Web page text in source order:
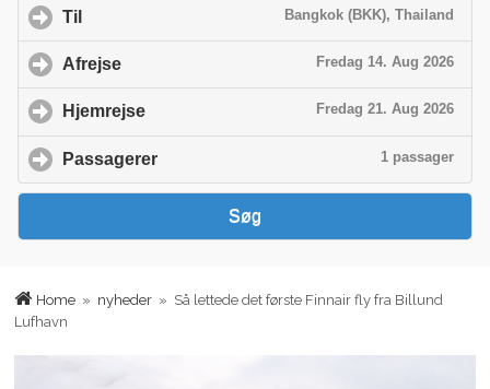
Home » nyheder » Så lettede det første Finnair fly fra Billund
Lufhavn